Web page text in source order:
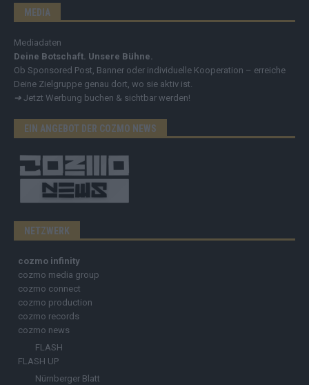
MEDIA
Mediadaten
Deine Botschaft. Unsere Bühne.
Ob Sponsored Post, Banner oder individuelle Kooperation – erreiche
Deine Zielgruppe genau dort, wo sie aktiv ist.
➔ Jetzt Werbung buchen & sichtbar werden!
EIN ANGEBOT DER COZMO NEWS
NETZWERK
cozmo infinity
cozmo media group
cozmo connect
cozmo production
cozmo records
cozmo news
FLASH
FLASH UP
Nürnberger Blatt